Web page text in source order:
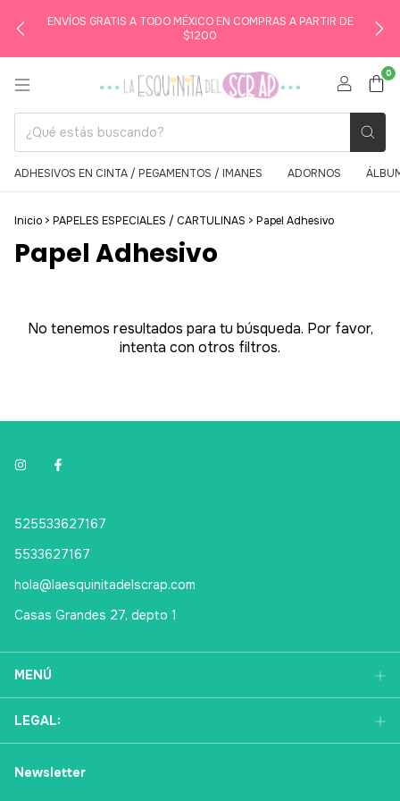
ENVÍOS GRATIS A TODO MÉXICO EN COMPRAS A PARTIR DE
$1200
0
ADHESIVOS EN CINTA / PEGAMENTOS / IMANES ADORNOS
Inicio > PAPELES ESPECIALES / CARTULINAS > Papel Adhesivo
Papel Adhesivo
No tenemos resultados para tu búsqueda. Por favor,
intenta con otros filtros.
525533627167
5533627167
hola@laesquinitadelscrap.com
Casas Grandes 27, depto 1
MENÚ
LEGAL:
Newsletter